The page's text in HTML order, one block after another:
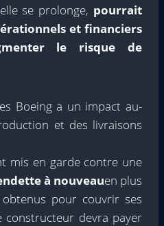
se prolonge, pourrait
et financiers
le risque de
Boeing a un impact au-
et des livraisons
mis en garde contre une
à nouveauen plus
pour couvrir ses
constructeur devra payer